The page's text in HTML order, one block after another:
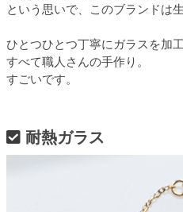
という思いで、このブランドは
ひとつひとつ丁寧にガラスを加工
すべて職人さんの手作り。
すごいです。
耐熱ガラス